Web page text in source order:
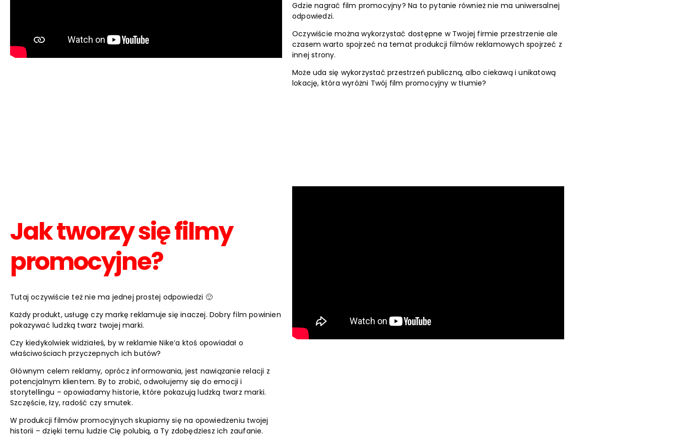
Gdzie nagrać film promocyjny? Na to pytanie również nie ma uniwersalnej
odpowiedzi.
Oczywiście można wykorzystać dostępne w Twojej firmie przestrzenie ale
czasem warto spojrzeć na temat produkcji filmów reklamowych spojrzeć z
innej strony.
Może uda się wykorzystać przestrzeń publiczną, albo ciekawą i unikatową
lokację, która wyróżni Twój film promocyjny w tłumie?
Jak tworzy się filmy
promocyjne?
Tutaj oczywiście też nie ma jednej prostej odpowiedzi 🙂
Każdy produkt, usługę czy markę reklamuje się inaczej. Dobry film powinien
pokazywać ludzką twarz twojej marki.
Czy kiedykolwiek widziałeś, by w reklamie Nike’a ktoś opowiadał o
właściwościach przyczepnych ich butów?
Głównym celem reklamy, oprócz informowania, jest nawiązanie relacji z
potencjalnym klientem. By to zrobić, odwołujemy się do emocji i
storytellingu – opowiadamy historie, które pokazują ludzką twarz marki.
Szczęście, łzy, radość czy smutek.
W produkcji filmów promocyjnych skupiamy się na opowiedzeniu twojej
historii – dzięki temu ludzie Cię polubią, a Ty zdobędziesz ich zaufanie.